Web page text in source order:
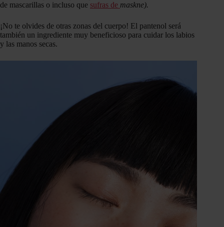
de mascarillas o incluso que sufras de maskne).
¡No te olvides de otras zonas del cuerpo! El pantenol será
también un ingrediente muy beneficioso para cuidar los labios
y las manos secas.